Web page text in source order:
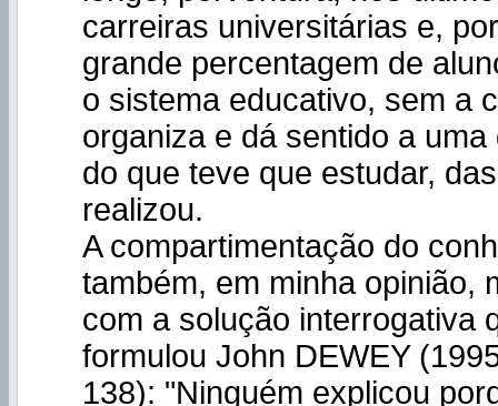
carreiras universitárias e,
grande percentagem de
o sistema educativo, sem a
organiza e dá sentido a
do que teve que estudar,
realizou.
A compartimentação do
também, em minha opinião,
com a solução interrogativa
formulou John DEWEY
138): "Ninguém explicou